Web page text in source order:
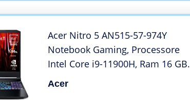
Acer Nitro 5 AN515-57-974Y
Notebook Gaming, Processore
Intel Core i9-11900H, Ram 16 GB
DDR4, 1024 GB SSD, Display 15.6″
Acer